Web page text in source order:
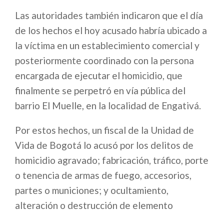
Las autoridades también indicaron que el día
de los hechos el hoy acusado habría ubicado a
la víctima en un establecimiento comercial y
posteriormente coordinado con la persona
encargada de ejecutar el homicidio, que
finalmente se perpetró en vía pública del
barrio El Muelle, en la localidad de Engativá.
Por estos hechos, un fiscal de la Unidad de
Vida de Bogotá lo acusó por los delitos de
homicidio agravado; fabricación, tráfico, porte
o tenencia de armas de fuego, accesorios,
partes o municiones; y ocultamiento,
alteración o destrucción de elemento